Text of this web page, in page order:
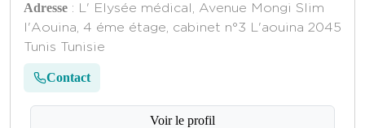
Adresse : L' Elysée médical, Avenue Mongi Slim
l'Aouina, 4 éme étage, cabinet n°3 L'aouina 2045
Tunis Tunisie
Contact
Voir le profil